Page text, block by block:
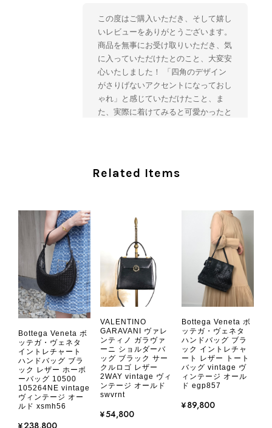
この度はご購入いただき、そして嬉し
いレビューをありがとうございます。
商品を無事にお受け取りいただき、気
に入っていただけたとのこと、大変安
心いたしました！ 「四角のデザイン
がさりげないアクセントになっておし
ゃれ」と感じていただけたこと、ま
た、実際に着けてみると可愛かったと
ご愛用いただけましたら幸いです。
談ください。 またご縁がございまし
たら、ぜひよろしくお願いいたしま
す。 VintageShop solo
2026/08/05
とても気に入りました、目立たないシャネルのロゴがとてもいい
です
この度はご購入いただき、そして素敵
なレビューをありがとうございます。
Related Items
Bottega Veneta ボ
ッテガ・ヴェネタ
イントレチャート
ハンドバッグ ブラ
ック レザー ホーボ
ーバッグ 10500
105264NE vintage
ヴィンテージ オー
ルド xsmh56
VALENTINO
GARAVANI ヴァレ
ンティノ ガラヴァ
ーニ ショルダーバ
ッグ ブラック サー
クルロゴ レザー
2WAY vintage ヴィ
ンテージ オールド
swvrnt
¥54,800
Bottega Veneta ボ
ッテガ・ヴェネタ
ハンドバッグ ブラ
ック イントレチャ
ート レザー トート
バッグ vintage ヴ
ィンテージ オール
ド egp857
¥89,800